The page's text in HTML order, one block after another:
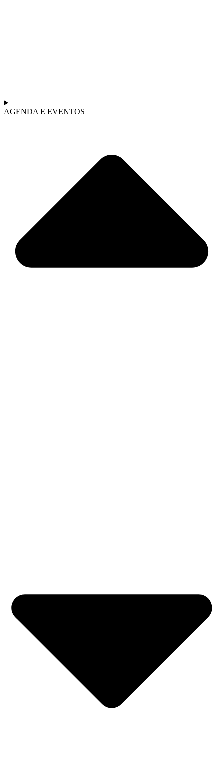
AGENDA E EVENTOS